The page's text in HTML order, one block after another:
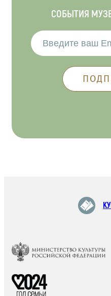
СОБЫТИЯ